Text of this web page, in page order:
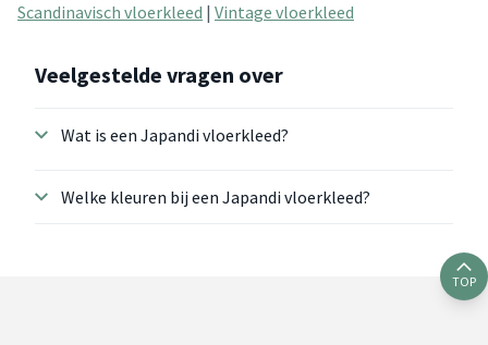
Scandinavisch vloerkleed | Vintage vloerkleed
Veelgestelde vragen over
Wat is een Japandi vloerkleed?
Welke kleuren bij een Japandi vloerkleed?
TOP